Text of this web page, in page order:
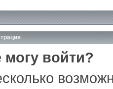
войти?